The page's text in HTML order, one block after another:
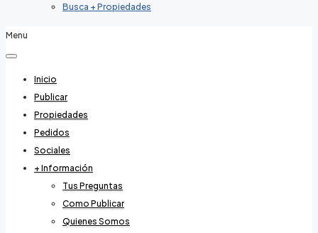
Busca + Propiedades
Menu
Inicio
Publicar
Propiedades
Pedidos
Sociales
+ Información
Tus Preguntas
Como Publicar
Quienes Somos